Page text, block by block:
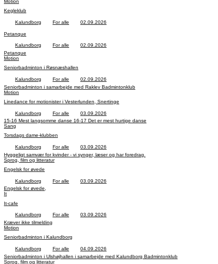
Motion
Kegleklub
Kalundborg For alle 02.09.2026
Petanque
Kalundborg For alle
02.09.2026
Petanque
Motion
Seniorbadminton i Røsnæshallen
Kalundborg For alle
02.09.2026
Seniorbadminton i samarbejde med Raklev Badmintonklub
Motion
Linedance for motionister i Vesterlunden, Snertinge
Kalundborg For alle
03.09.2026
15-16 Mest langsomme danse 16-17 Det er mest hurtige danse
Sang
Torsdags dame-klubben
Kalundborg For alle
03.09.2026
Hyggeligt samvær for kvinder - vi synger, læser og har foredrag.
Sprog, film og litteratur
Engelsk for øvede
Kalundborg For alle
03.09.2026
Engelsk for øvede,
It
It-cafe
Kalundborg For alle
03.09.2026
Kræver ikke tilmelding
Motion
Seniorbadminton i Kalundborg
Kalundborg For alle
04.09.2026
Seniorbadminton i Ulshøjhallen i samarbejde med Kalundborg Badmintonklub
Sprog, film og litteratur